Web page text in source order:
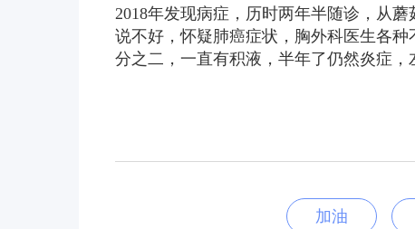
2018年发现病症，历时两年半随诊，从
说不好，怀疑肺癌症状，胸外科医生各
分之二，一直有积液，半年了仍然炎症，
加油